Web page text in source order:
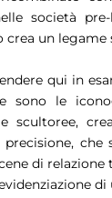
società
crea un
qui in
sono le
scultoree,
che
di
di